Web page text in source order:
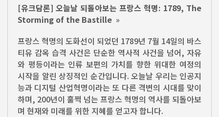
[유크담론] 오늘날 되돌아보는 프랑스 혁명: 1789, The
Storming of the Bastille »
프랑스 혁명의 도화선이 되었던 1789년 7월 14일의 바스
티유 감옥 습격 사건은 단순한 역사적 사건을 넘어, 자유
와 평등이라는 인류 보편의 가치를 향한 위대한 여정의
시작을 알린 상징적인 순간입니다. 오늘날 우리는 인공지
능과 디지털 산업혁명이라는 또 다른 격변의 시대를 맞이
하며, 200년이 훌쩍 넘는 프랑스 혁명의 역사를 되돌아보
며 현재와 미래를 위한 지혜를 얻고자 합니다.